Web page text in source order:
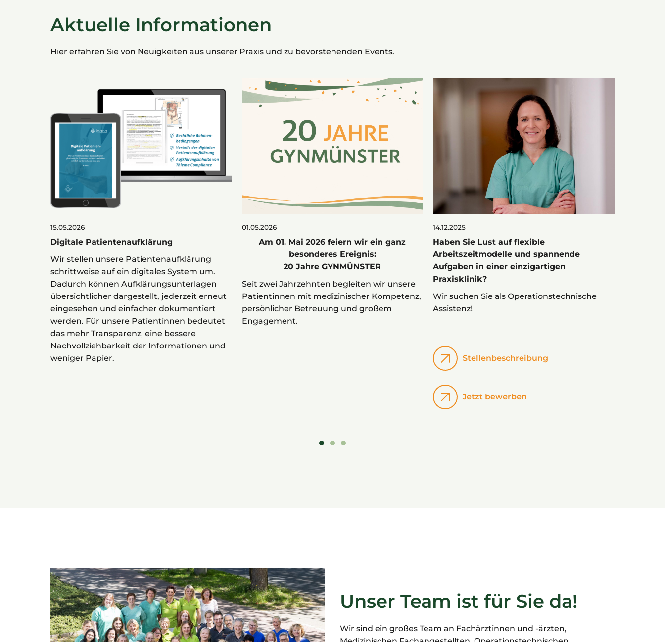
Aktuelle Informationen
Hier erfahren Sie von Neuigkeiten aus unserer Praxis und zu bevorstehenden Events.
15.05.2026
Digitale Patientenaufklärung
Wir stellen unsere Patientenaufklärung
schrittweise auf ein digitales System um.
Dadurch können Aufklärungsunterlagen
übersichtlicher dargestellt, jederzeit erneut
eingesehen und einfacher dokumentiert
werden. Für unsere Patientinnen bedeutet
das mehr Transparenz, eine bessere
Nachvollziehbarkeit der Informationen und
weniger Papier.
01.05.2026
Am 01. Mai 2026 feiern wir ein ganz
besonderes Ereignis:
20 Jahre GYNMÜNSTER
Seit zwei Jahrzehnten begleiten wir unsere
Patientinnen mit medizinischer Kompetenz,
persönlicher Betreuung und großem
Engagement.
14.12.2025
Haben Sie Lust auf flexible
Arbeitszeitmodelle und spannende
Aufgaben in einer einzigartigen
Praxisklinik?
Wir suchen Sie als Operationstechnische
Assistenz!
Stellenbeschreibung
Jetzt bewerben
Unser Team ist für Sie da!
Wir sind ein großes Team an Fachärztinnen und -ärzten,